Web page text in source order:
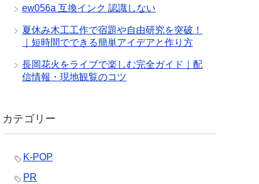
ew056a 互換インク 認識しない
夏休み木工工作で宿題や自由研究を突破！
｜短時間でできる簡単アイデアと作り方
長岡花火をライブで楽しむ完全ガイド｜配
信情報・現地観覧のコツ
カテゴリー
K-POP
PR